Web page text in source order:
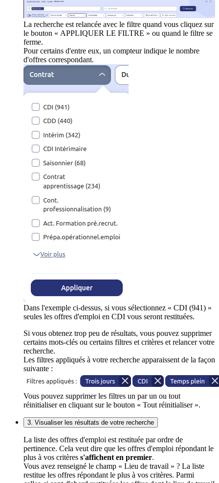
La recherche est relancée avec le filtre quand vous cliquez sur
le bouton « APPLIQUER LE FILTRE » ou quand le filtre se
ferme.
Pour certains d'entre eux, un compteur indique le nombre
d'offres correspondant.
Dans l'exemple ci-dessus, si vous sélectionnez « CDI (941) »
seules les offres d'emploi en CDI vous seront restituées.
Si vous obtenez trop peu de résultats, vous pouvez supprimer
certains mots-clés ou certains filtres et critères et relancer votre
recherche.
Les filtres appliqués à votre recherche apparaissent de la façon
suivante :
Vous pouvez supprimer les filtres un par un ou tout
réinitialiser en cliquant sur le bouton « Tout réinitialiser ».
3. Visualiser les résultats de votre recherche
La liste des offres d'emploi est restituée par ordre de
pertinence. Cela veut dire que les offres d'emploi répondant le
plus à vos critères s'affichent en premier.
Vous avez renseigné le champ « Lieu de travail » ? La liste
restitue les offres répondant le plus à vos critères. Parmi